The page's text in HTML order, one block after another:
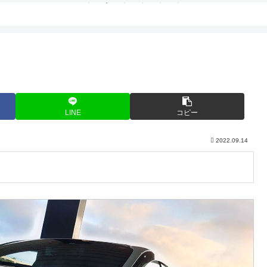
LINE コピー
2022.09.14